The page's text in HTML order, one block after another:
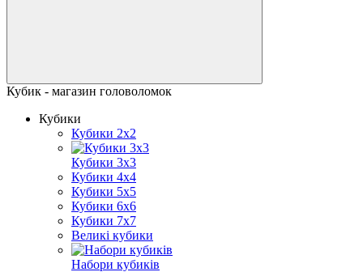
Кубик - магазин головоломок
Кубики
Кубики 2x2
Кубики 3x3
Кубики 4x4
Кубики 5x5
Кубики 6x6
Кубики 7x7
Великі кубики
Набори кубиків